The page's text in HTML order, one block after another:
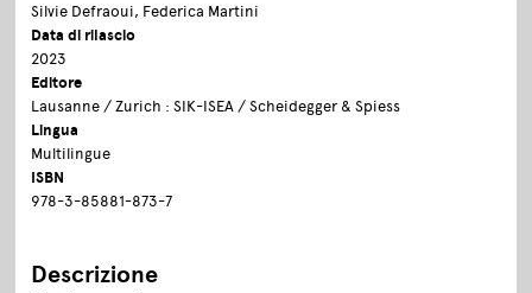
Silvie Defraoui, Federica Martini
Data di rilascio
2023
Editore
Lausanne / Zurich : SIK-ISEA / Scheidegger & Spiess
Lingua
Multilingue
ISBN
978-3-85881-873-7
Descrizione